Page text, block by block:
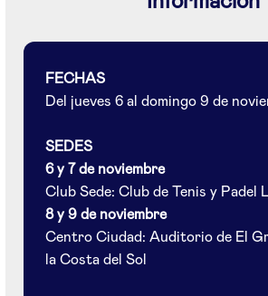
FECHAS
Del jueves 6 al domingo 9 de
SEDES
6 y 7 de noviembre
Club Sede: Club de Tenis y Padel
8 y 9 de noviembre
Centro Ciudad: Auditorio de El
la Costa del Sol